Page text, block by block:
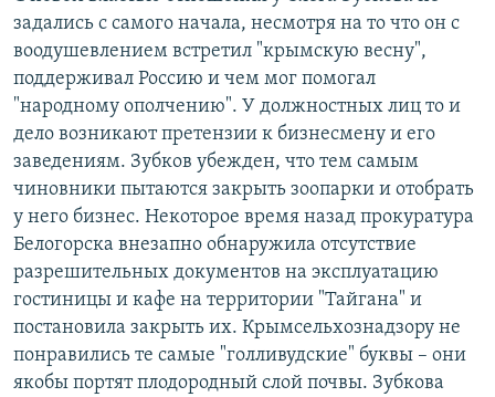
задались с самого начала, несмотря на то что он с
воодушевлением встретил "крымскую весну",
поддерживал Россию и чем мог помогал
"народному ополчению". У должностных лиц то и
дело возникают претензии к бизнесмену и его
заведениям. Зубков убежден, что тем самым
чиновники пытаются закрыть зоопарки и отобрать
у него бизнес.​ Некоторое время назад прокуратура
Белогорска внезапно обнаружила отсутствие
разрешительных документов на эксплуатацию
гостиницы и кафе на территории "Тайгана" и
постановила закрыть их. Крымсельхознадзору не
понравились те самые "голливудские" буквы – они
якобы портят плодородный слой почвы. Зубкова